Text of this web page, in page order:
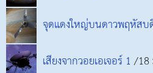
จุดแดงใหญ่บนดาวพฤหัสบ
เสียงจากวอยเอเจอร์ 1/18